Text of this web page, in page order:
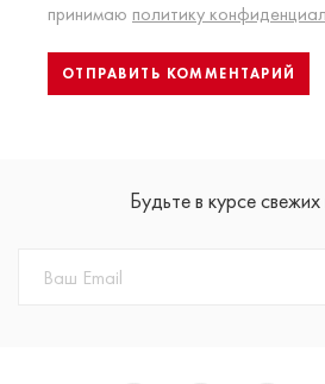
принимаю политику
Будьте в курсе